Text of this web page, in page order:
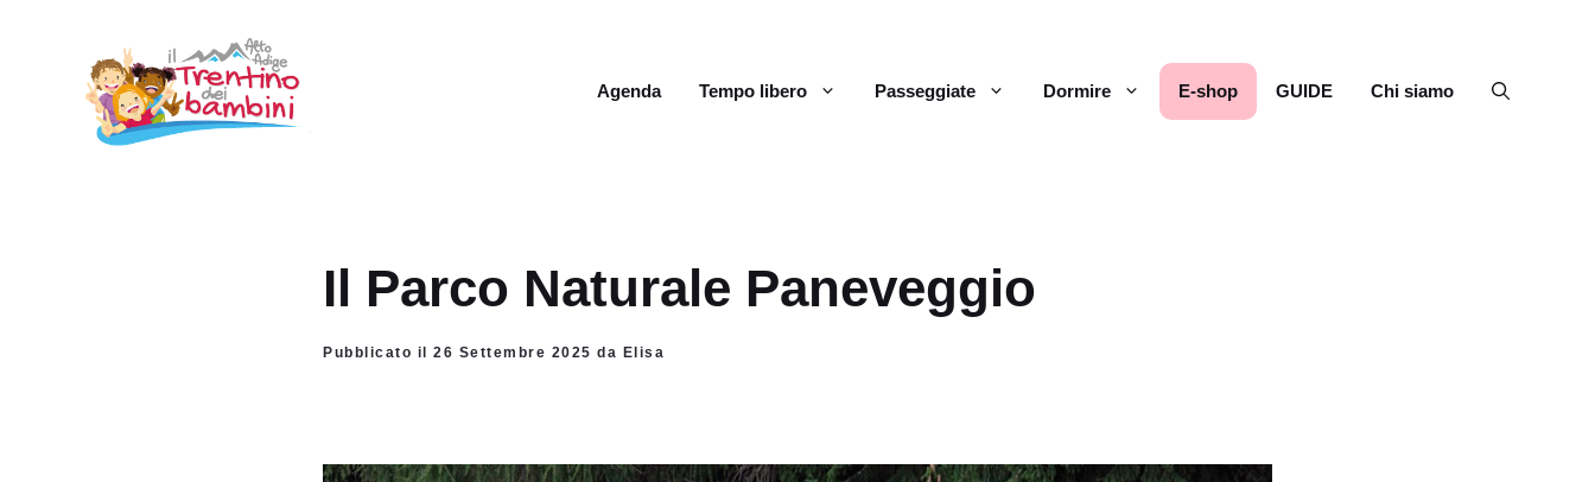
contenuto
Agenda Tempo libero Passeggiate Dormire E-shop GUIDE Chi siamo
Il Parco Naturale Paneveggio
Pubblicato il 26 Settembre 2025 da Elisa